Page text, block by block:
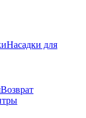
Насадки для
Возврат